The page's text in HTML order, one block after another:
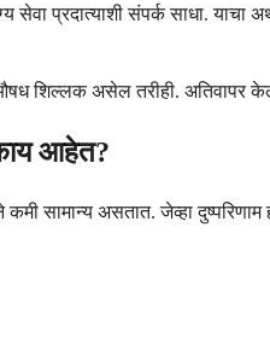
प्रदात्याशी संपर्क साधा.
औषध शिल्लक असेल तरीही.
आहेत?
सामान्य असतात. जेव्हा